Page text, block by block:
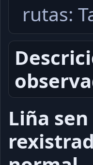
rutas:
Liña